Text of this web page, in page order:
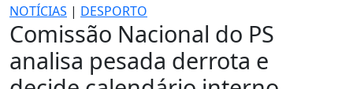
NOTÍCIAS | DESPORTO
Comissão Nacional do PS
analisa pesada derrota e